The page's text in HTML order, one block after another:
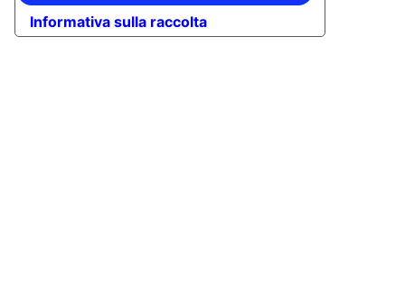
Informativa sulla raccolta